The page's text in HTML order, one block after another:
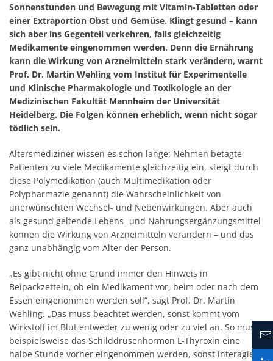
Sonnenstunden und Bewegung mit Vitamin-Tabletten oder
einer Extraportion Obst und Gemüse. Klingt gesund – kann
sich aber ins Gegenteil verkehren, falls gleichzeitig
Medikamente eingenommen werden. Denn die Ernährung
kann die Wirkung von Arzneimitteln stark verändern, warnt
Prof. Dr. Martin Wehling vom Institut für Experimentelle
und Klinische Pharmakologie und Toxikologie an der
Medizinischen Fakultät Mannheim der Universität
Heidelberg. Die Folgen können erheblich, wenn nicht sogar
tödlich sein.
Altersmediziner wissen es schon lange: Nehmen betagte
Patienten zu viele Medikamente gleichzeitig ein, steigt durch
diese Polymedikation (auch Multimedikation oder
Polypharmazie genannt) die Wahrscheinlichkeit von
unerwünschten Wechsel- und Nebenwirkungen. Aber auch
als gesund geltende Lebens- und Nahrungsergänzungsmittel
können die Wirkung von Arzneimitteln verändern – und das
ganz unabhängig vom Alter der Person.
„Es gibt nicht ohne Grund immer den Hinweis in
Beipackzetteln, ob ein Medikament vor, beim oder nach dem
Essen eingenommen werden soll“, sagt Prof. Dr. Martin
Wehling. „Das muss beachtet werden, sonst kommt vom
Wirkstoff im Blut entweder zu wenig oder zu viel an. So muss
beispielsweise das Schilddrüsenhormon L-Thyroxin eine
halbe Stunde vorher eingenommen werden, sonst interagiert